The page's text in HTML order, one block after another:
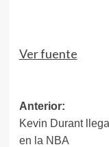
Ver fuente
de
Anterior:
Kevin Durant
en la NBA